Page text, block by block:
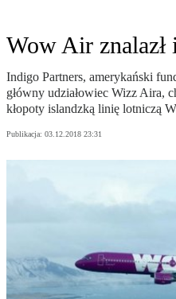
Wow Air znalazł
Indigo Partners, amerykański
główny udziałowiec Wizz Aira,
kłopoty islandzką linię lotniczą
Publikacja: 03.12.2018 23:31